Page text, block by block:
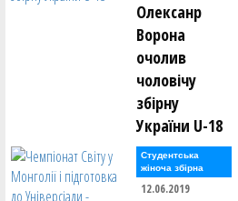
Олексанр
Ворона
очолив
чоловічу
збірну
України U-18
Студентська
жіноча збірна
12.06.2019